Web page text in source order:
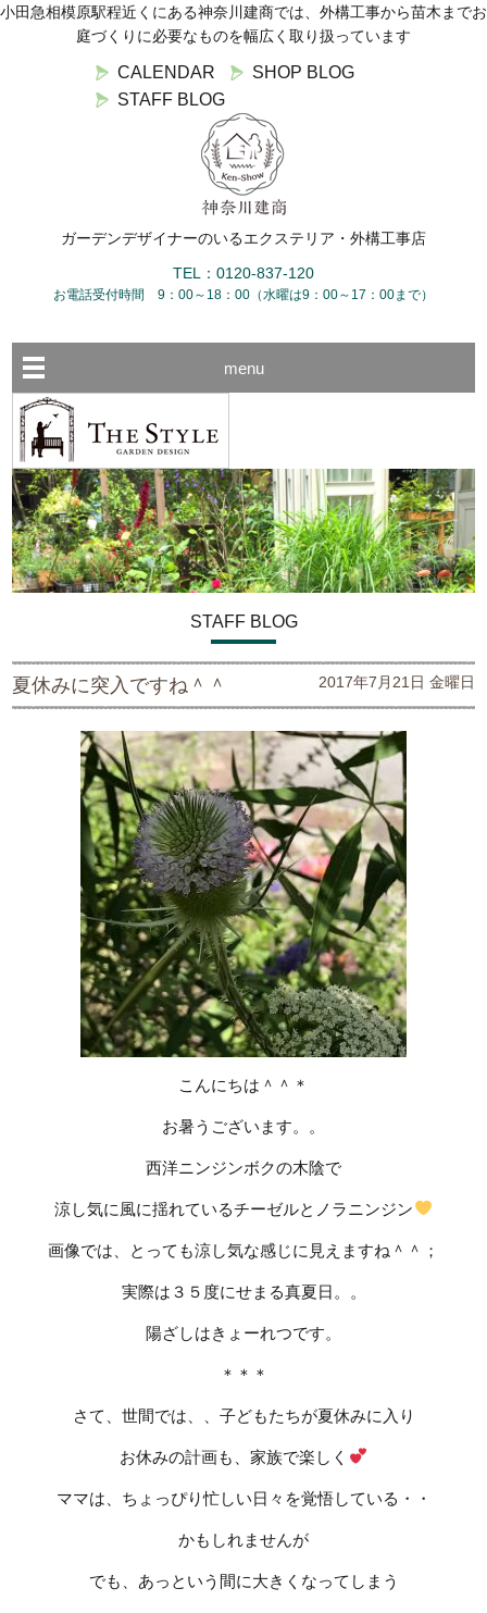
小田急相模原駅程近くにある神奈川建商では、外構工事から苗木までお
庭づくりに必要なものを幅広く取り扱っています
CALENDAR
SHOP BLOG
STAFF BLOG
ガーデンデザイナーのいるエクステリア・外構工事店
TEL：0120-837-120
お電話受付時間 9：00～18：00（水曜は9：00～17：00まで）
menu
STAFF BLOG
夏休みに突入ですね＾＾ 2017年7月21日 金曜日
こんにちは＾＾＊
お暑うございます。。
西洋ニンジンボクの木陰で
涼し気に風に揺れているチーゼルとノラニンジン
画像では、とっても涼し気な感じに見えますね＾＾；
実際は３５度にせまる真夏日。。
陽ざしはきょーれつです。
＊＊＊
さて、世間では、、子どもたちが夏休みに入り
お休みの計画も、家族で楽しく
ママは、ちょっぴり忙しい日々を覚悟している・・
かもしれませんが
でも、あっという間に大きくなってしまう